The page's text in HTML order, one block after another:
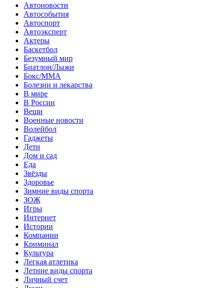
Автоновости
Автособытия
Автоспорт
Автоэксперт
Актеры
Баскетбол
Безумный мир
Биатлон/Лыжи
Бокс/MMA
Болезни и лекарства
В мире
В России
Вещи
Военные новости
Волейбол
Гаджеты
Дети
Дом и сад
Еда
Звёзды
Здоровье
Зимние виды спорта
ЗОЖ
Игры
Интернет
Истории
Компании
Криминал
Культура
Легкая атлетика
Летние виды спорта
Личный счет